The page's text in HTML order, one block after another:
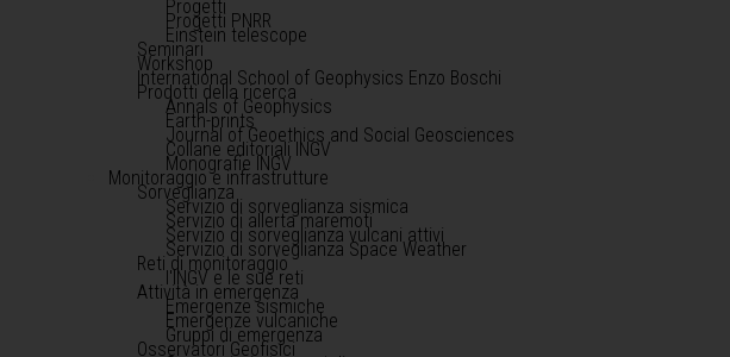
Progetti
Progetti PNRR
Einstein telescope
Seminari
Workshop
International School of Geophysics Enzo Boschi
Prodotti della ricerca
Annals of Geophysics
Earth-prints
Journal of Geoethics and Social Geosciences
Collane editoriali INGV
Monografie INGV
Monitoraggio e infrastrutture
Sorveglianza
Servizio di sorveglianza sismica
Servizio di allerta maremoti
Servizio di sorveglianza vulcani attivi
Servizio di sorveglianza Space Weather
Reti di monitoraggio
l'INGV e le sue reti
Attività in emergenza
Emergenze sismiche
Emergenze vulcaniche
Gruppi di emergenza
Osservatori Geofisici